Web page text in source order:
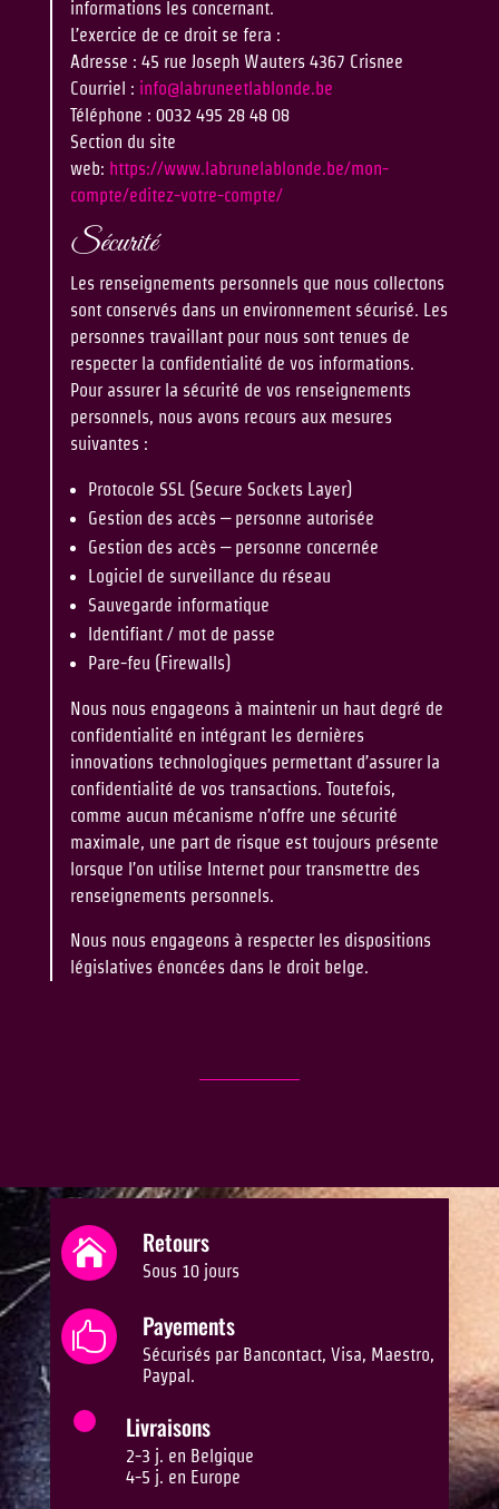
informations les concernant.
L’exercice de ce droit se fera :
Adresse : 45 rue Joseph Wauters 4367 Crisnee
Courriel : info@labruneetlablonde.be
Téléphone : 0032 495 28 48 08
Section du site
web: https://www.labrunelablonde.be/mon-
compte/editez-votre-compte/
Sécurité
Les renseignements personnels que nous collectons
sont conservés dans un environnement sécurisé. Les
personnes travaillant pour nous sont tenues de
respecter la confidentialité de vos informations.
Pour assurer la sécurité de vos renseignements
personnels, nous avons recours aux mesures
suivantes :
Protocole SSL (Secure Sockets Layer)
Gestion des accès – personne autorisée
Gestion des accès – personne concernée
Logiciel de surveillance du réseau
Sauvegarde informatique
Identifiant / mot de passe
Pare-feu (Firewalls)
Nous nous engageons à maintenir un haut degré de
confidentialité en intégrant les dernières
innovations technologiques permettant d’assurer la
confidentialité de vos transactions. Toutefois,
comme aucun mécanisme n’offre une sécurité
maximale, une part de risque est toujours présente
lorsque l’on utilise Internet pour transmettre des
renseignements personnels.
Nous nous engageons à respecter les dispositions
législatives énoncées dans le droit belge.
 Retours
Sous 10 jours
 Payements
Sécurisés par Bancontact, Visa, Maestro,
Paypal.
Livraisons
2-3 j. en Belgique
4-5 j. en Europe